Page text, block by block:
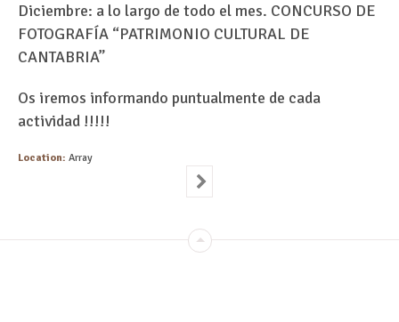
Diciembre: a lo largo de todo el mes. CONCURSO DE
FOTOGRAFÍA “PATRIMONIO CULTURAL DE
CANTABRIA”
Os iremos informando puntualmente de cada
actividad !!!!!
Location: Array